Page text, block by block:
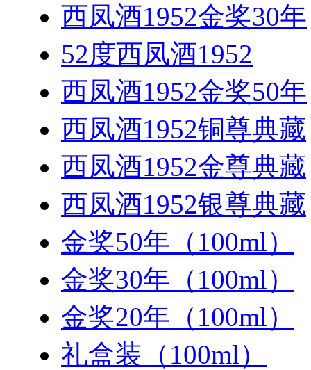
西凤酒1952金奖30年
52度西凤酒1952
西凤酒1952金奖50年
西凤酒1952铜尊典藏
西凤酒1952金尊典藏
西凤酒1952银尊典藏
金奖50年（100ml）
金奖30年（100ml）
金奖20年（100ml）
礼盒装（100ml）